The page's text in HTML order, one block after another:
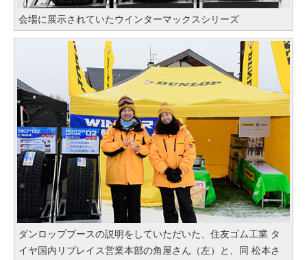
会場に展示されていたウインターマックスシリーズ
ダンロップブースの説明をしていただいた、住友ゴム工業 タ
イヤ国内リプレイス営業本部の角屋さん（左）と、同 松本さ